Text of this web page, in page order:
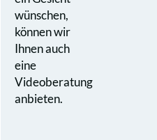
wünschen,
können wir
Ihnen auch
eine
Videoberatung
anbieten.